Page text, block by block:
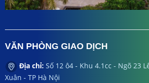
VĂN PHÒNG GIAO DỊCH
Địa chỉ: Số 12 ô4 - Khu 4.1cc - Ngõ 23
Xuân - TP Hà Nội